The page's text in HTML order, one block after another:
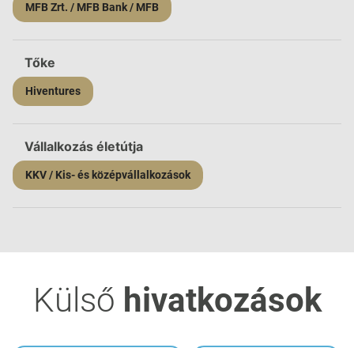
MFB Zrt. / MFB Bank / MFB
Tőke
Hiventures
Vállalkozás életútja
KKV / Kis- és középvállalkozások
Külső hivatkozások